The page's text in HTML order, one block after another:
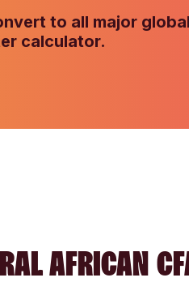
to all major
calculator.
AFRICAN